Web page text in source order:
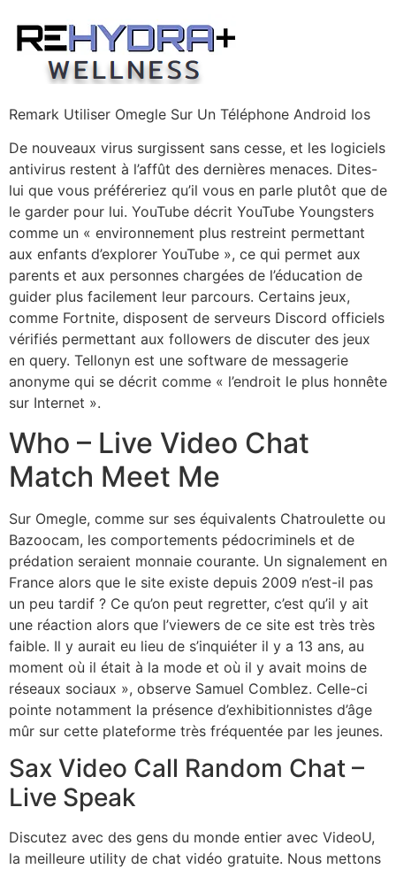
content
Remark Utiliser Omegle Sur Un Téléphone Android Ios
De nouveaux virus surgissent sans cesse, et les logiciels
antivirus restent à l’affût des dernières menaces. Dites-
lui que vous préféreriez qu’il vous en parle plutôt que de
le garder pour lui. YouTube décrit YouTube Youngsters
comme un « environnement plus restreint permettant
aux enfants d’explorer YouTube », ce qui permet aux
parents et aux personnes chargées de l’éducation de
guider plus facilement leur parcours. Certains jeux,
comme Fortnite, disposent de serveurs Discord officiels
vérifiés permettant aux followers de discuter des jeux
en query. Tellonyn est une software de messagerie
anonyme qui se décrit comme « l’endroit le plus honnête
sur Internet ».
Who – Live Video Chat
Match Meet Me
Sur Omegle, comme sur ses équivalents Chatroulette ou
Bazoocam, les comportements pédocriminels et de
prédation seraient monnaie courante. Un signalement en
France alors que le site existe depuis 2009 n’est-il pas
un peu tardif ? Ce qu’on peut regretter, c’est qu’il y ait
une réaction alors que l’viewers de ce site est très très
faible. Il y aurait eu lieu de s’inquiéter il y a 13 ans, au
moment où il était à la mode et où il y avait moins de
réseaux sociaux », observe Samuel Comblez. Celle-ci
pointe notamment la présence d’exhibitionnistes d’âge
mûr sur cette plateforme très fréquentée par les jeunes.
Sax Video Call Random Chat –
Live Speak
Discutez avec des gens du monde entier avec VideoU,
la meilleure utility de chat vidéo gratuite. Nous mettons